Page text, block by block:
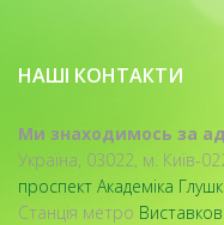
НАШІ КОНТАКТИ
Ми знаходимось за
Україна, 03022, м. Київ-
проспект Академіка
Станція метро